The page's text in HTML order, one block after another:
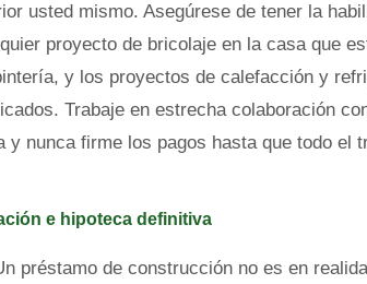
usted mismo. Asegúrese de tener la
proyecto de bricolaje en la casa que
y los proyectos de calefacción y
Trabaje en estrecha colaboración
y nunca firme los pagos hasta que todo el
e hipoteca definitiva
préstamo de construcción no es en